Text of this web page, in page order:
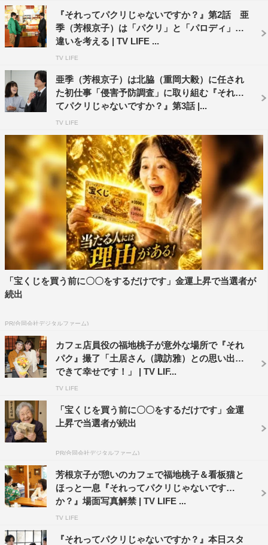
＜キャスト＞
芳根京子、重岡大毅（ジャニーズWEST）
渡辺大知、福地桃子、朝倉あき、豊田裕大、諏訪雅、秋元
真夏／高橋努、相島一之、赤井英和
野間口徹、ともさかりえ、田辺誠一、常盤貴子
＜スタッフ＞
原作：『それってパクリじゃないですか？ ～新米知的財
産部員のお仕事～』（奥乃桜子著／集英社オレンジ文庫）
脚本：丑尾健太郎
主題歌：AARON「ユニーク」（ユニバーサル シグマ）
オープニング曲：ジャニーズWEST「パロディ」（ジャニ
ーズ エンタテイメント）
チーフプロデューサー：三上絵里子
プロデューサー：枝見洋子、森雅弘、岡宅真由美（アバン
ズゲート）
演出：中島悟 ほか
制作協力：AX-ON、アバンズゲート
■番組公式HP：
■番組公式Twitter：@sorepaku_ntv
■番組公式Instagram：@sorepaku_ntv
■番組公式TikTok：@sorepaku.ntv
©奥乃桜子／集英社・NTV
『それってパクリじゃないですか？』第2話 亜
季（芳根京子）は「パクリ」と「パロディ」の
違いを考える | TV LIFE ...
TV LIFE
亜季（芳根京子）は北脇（重岡大毅）に任され
た初仕事「侵害予防調査」に取り組む『それっ
てパクリじゃないですか？』第3話 |...
TV LIFE
「宝くじを買う前に〇〇をするだけです」金運上昇で当選者が
続出
PR(合同会社デジタルファーム)
カフェ店員役の福地桃子が意外な場所で『それ
パク』撮了「土居さん（諏訪雅）との思い出も
できて幸せです！」 | TV LIF...
TV LIFE
「宝くじを買う前に〇〇をするだけです」金運
上昇で当選者が続出
PR(合同会社デジタルファーム)
芳根京子が憩いのカフェで福地桃子＆看板猫と
ほっと一息『それってパクリじゃないです
か？』場面写真解禁 | TV LIFE ...
TV LIFE
『それってパクリじゃないですか？』本日スタ